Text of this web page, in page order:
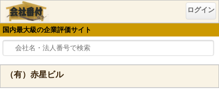
ログイン
国内最大級の企業評価サイト
（有）赤星ビル